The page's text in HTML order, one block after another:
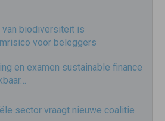
biodiversiteit is
voor beleggers
en examen sustainable finance
sector vraagt nieuwe coalitie